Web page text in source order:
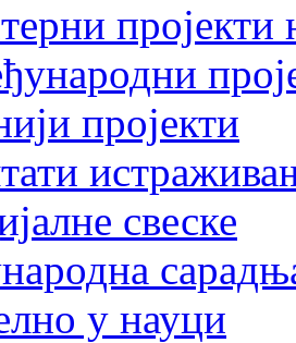
пројекти
пројекти
свеске
у науци